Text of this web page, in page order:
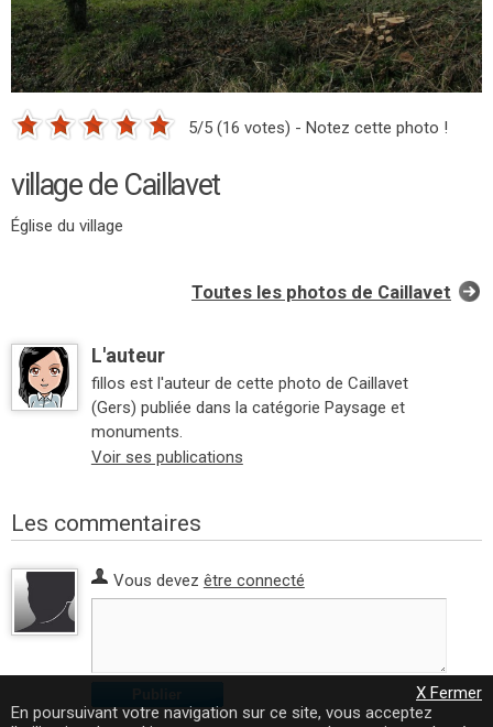
5/5 (16 votes) - Notez cette photo !
village de Caillavet
Église du village
Toutes les photos de Caillavet
L'auteur
fillos est l'auteur de cette photo de Caillavet
(Gers) publiée dans la catégorie Paysage et
monuments.
Voir ses publications
Les commentaires
Vous devez être connecté
X Fermer
En poursuivant votre navigation sur ce site, vous acceptez